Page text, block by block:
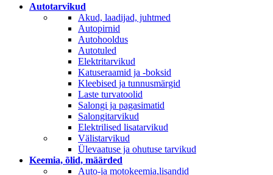
Autotarvikud
Akud, laadijad, juhtmed
Autopirnid
Autohooldus
Autotuled
Elektritarvikud
Katuseraamid ja -boksid
Kleebised ja tunnusmärgid
Laste turvatoolid
Salongi ja pagasimatid
Salongitarvikud
Elektrilised lisatarvikud
Välistarvikud
Ülevaatuse ja ohutuse tarvikud
Keemia, õlid, määrded
Auto-ja motokeemia,lisandid